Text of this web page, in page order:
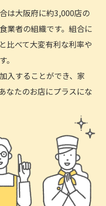
は大阪府に約3,000店の
業者の組織です。組合に
比べて大変有利な利率や
入することができ、家
なたのお店にプラスにな